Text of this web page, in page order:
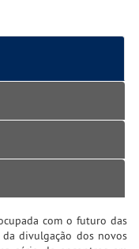
com o futuro das
divulgação dos novos